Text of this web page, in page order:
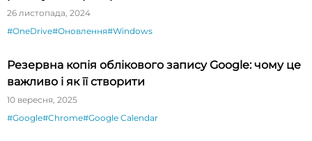
26 листопада, 2024
#OneDrive#Оновлення#Windows
Резервна копія облікового запису Google: чому це
важливо і як її створити
10 вересня, 2025
#Google#Chrome#Google Calendar